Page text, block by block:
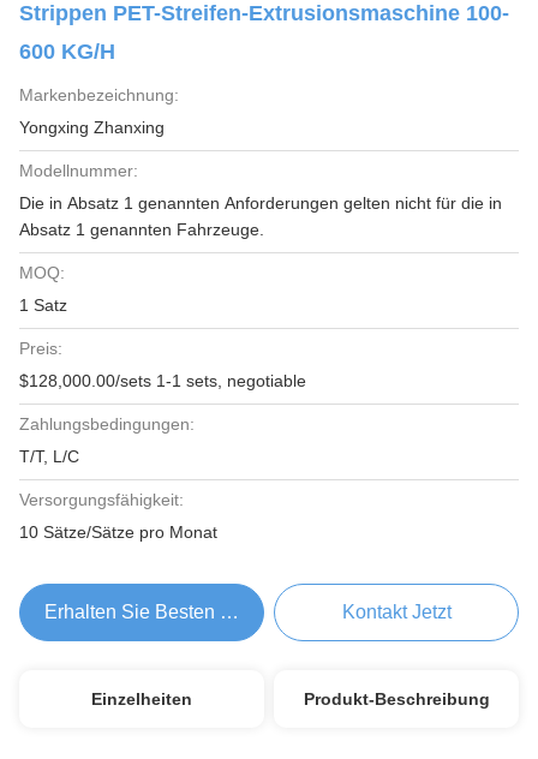
Strippen PET-Streifen-Extrusionsmaschine 100-
600 KG/h
Markenbezeichnung:
Yongxing Zhanxing
Modellnummer:
Die in Absatz 1 genannten Anforderungen gelten nicht für die in
Absatz 1 genannten Fahrzeuge.
MOQ:
1 Satz
Preis:
$128,000.00/sets 1-1 sets, negotiable
Zahlungsbedingungen:
T/T, L/C
Versorgungsfähigkeit:
10 Sätze/Sätze pro Monat
Erhalten Sie Besten Preis Kontakt Jetzt
Einzelheiten Produkt-Beschreibung